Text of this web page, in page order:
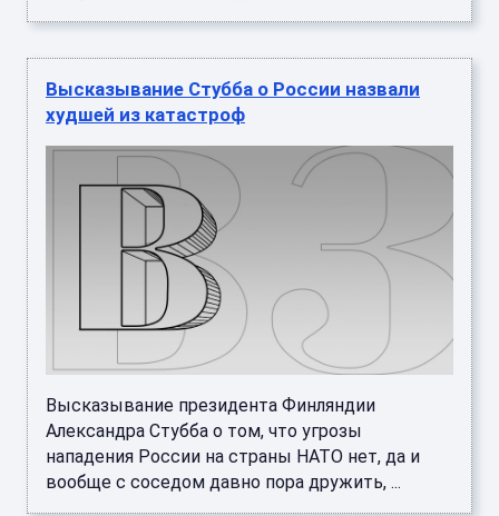
Высказывание Стубба о России назвали
худшей из катастроф
Высказывание президента Финляндии
Александра Стубба о том, что угрозы
нападения России на страны НАТО нет, да и
вообще с соседом давно пора дружить, ...